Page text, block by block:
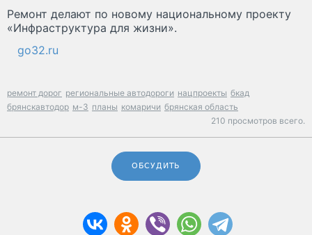
Ремонт делают по новому национальному проекту
«Инфраструктура для жизни».
go32.ru
ремонт дорог региональные автодороги нацпроекты бкад
брянскавтодор м-3 планы комаричи брянская область
210 просмотров всего.
ОБСУДИТЬ